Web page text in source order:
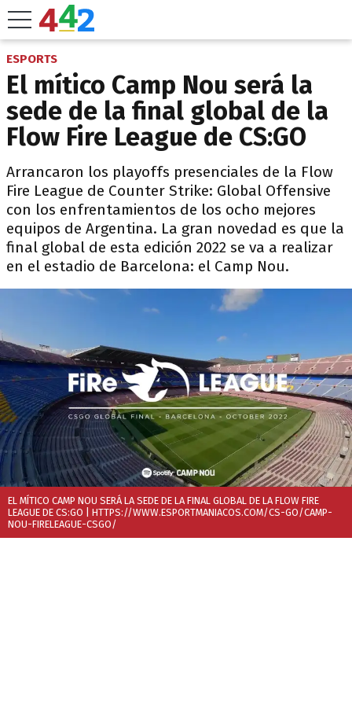
ESPORTS
El mítico Camp Nou será la
sede de la final global de la
Flow Fire League de CS:GO
Arrancaron los playoffs presenciales de la Flow
Fire League de Counter Strike: Global Offensive
con los enfrentamientos de los ocho mejores
equipos de Argentina. La gran novedad es que la
final global de esta edición 2022 se va a realizar
en el estadio de Barcelona: el Camp Nou.
EL MÍTICO CAMP NOU SERÁ LA SEDE DE LA FINAL GLOBAL DE LA FLOW FIRE
LEAGUE DE CS:GO | HTTPS://WWW.ESPORTMANIACOS.COM/CS-GO/CAMP-
NOU-FIRELEAGUE-CSGO/